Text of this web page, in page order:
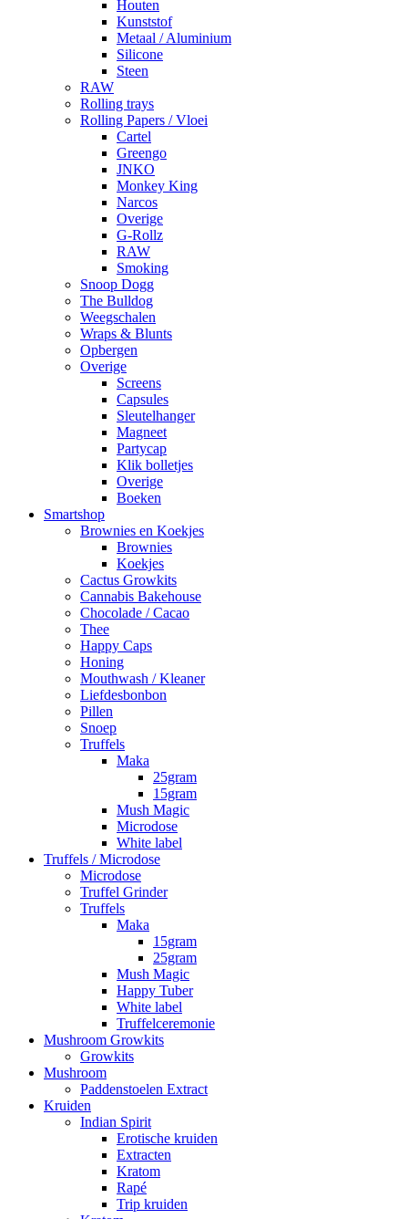
Houten
Kunststof
Metaal / Aluminium
Silicone
Steen
RAW
Rolling trays
Rolling Papers / Vloei
Cartel
Greengo
JNKO
Monkey King
Narcos
Overige
G-Rollz
RAW
Smoking
Snoop Dogg
The Bulldog
Weegschalen
Wraps & Blunts
Opbergen
Overige
Screens
Capsules
Sleutelhanger
Magneet
Partycap
Klik bolletjes
Overige
Boeken
Smartshop
Brownies en Koekjes
Brownies
Koekjes
Cactus Growkits
Cannabis Bakehouse
Chocolade / Cacao
Thee
Happy Caps
Honing
Mouthwash / Kleaner
Liefdesbonbon
Pillen
Snoep
Truffels
Maka
25gram
15gram
Mush Magic
Microdose
White label
Truffels / Microdose
Microdose
Truffel Grinder
Truffels
Maka
15gram
25gram
Mush Magic
Happy Tuber
White label
Truffelceremonie
Mushroom Growkits
Growkits
Mushroom
Paddenstoelen Extract
Kruiden
Indian Spirit
Erotische kruiden
Extracten
Kratom
Rapé
Trip kruiden